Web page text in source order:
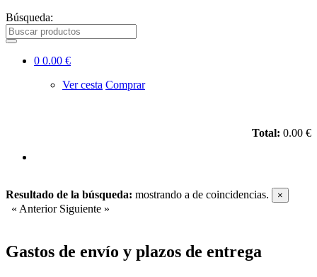
Búsqueda:
0 0.00 €
Ver cesta Comprar
Total: 0.00 €
Resultado de la búsqueda: mostrando a de coincidencias. ×
« Anterior Siguiente »
Gastos de envío y plazos de entrega